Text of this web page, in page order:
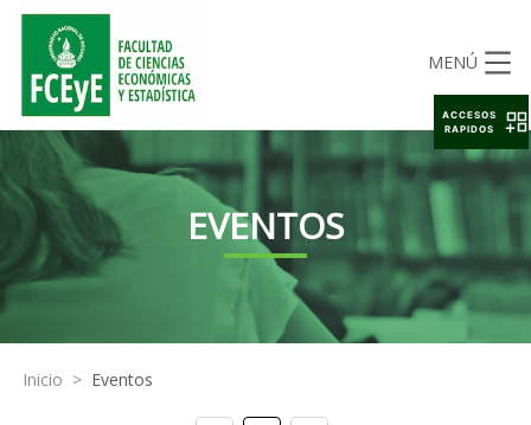
MENÚ
EVENTOS
Inicio > Eventos
ACCESOS
RAPIDOS